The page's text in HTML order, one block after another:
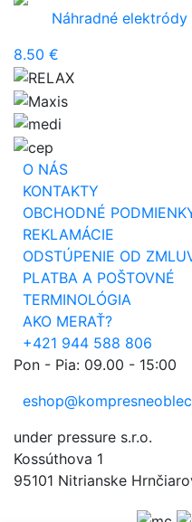
Náhradné elektródy
8.50 €
O NÁS
KONTAKTY
OBCHODNÉ
REKLAMÁCIE
ODSTÚPENIE OD
PLATBA A POŠTOVNÉ
TERMINOLÓGIA
AKO MERAŤ?
+421 944 588 806
Pon - Pia: 09.00 - 15:00
under pressure s.r.o.
Kossúthova 1
95101 Nitrianske